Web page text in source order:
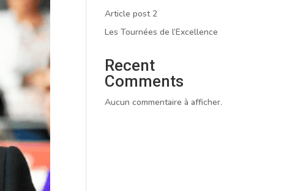
Article post 2
Les Tournées de l’Excellence
Recent
Comments
Aucun commentaire à afficher.